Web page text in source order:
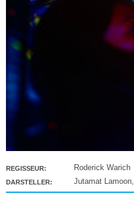
REGISSEUR: Roderick Warich
DARSTELLER: Jutamat Lamoon,